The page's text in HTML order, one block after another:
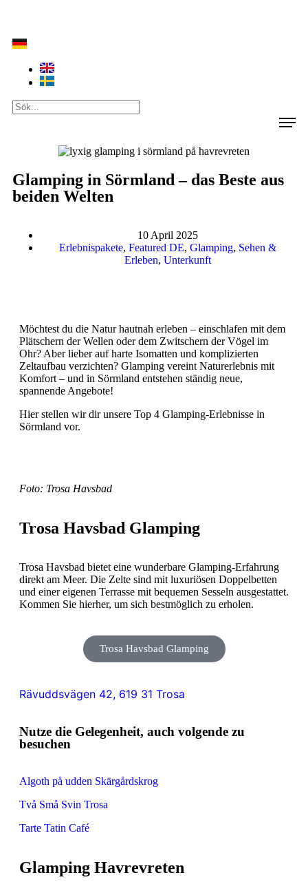
Glamping in Sörmland – das Beste aus
beiden Welten
10 April 2025
Erlebnispakete, Featured DE, Glamping, Sehen &
Erleben, Unterkunft
Möchtest du die Natur hautnah erleben – einschlafen mit dem
Plätschern der Wellen oder dem Zwitschern der Vögel im
Ohr? Aber lieber auf harte Isomatten und komplizierten
Zeltaufbau verzichten? Glamping vereint Naturerlebnis mit
Komfort – und in Sörmland entstehen ständig neue,
spannende Angebote!
Hier stellen wir dir unsere Top 4 Glamping-Erlebnisse in
Sörmland vor.
Foto: Trosa Havsbad
Trosa Havsbad Glamping
Trosa Havsbad bietet eine wunderbare Glamping-Erfahrung
direkt am Meer. Die Zelte sind mit luxuriösen Doppelbetten
und einer eigenen Terrasse mit bequemen Sesseln ausgestattet.
Kommen Sie hierher, um sich bestmöglich zu erholen.
Trosa Havsbad Glamping
Rävuddsvägen 42, 619 31 Trosa
Nutze die Gelegenheit, auch volgende zu
besuchen
Algoth på udden Skärgårdskrog
Två Små Svin Trosa
Tarte Tatin Café
Glamping Havrevreten